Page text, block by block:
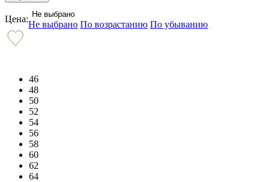
Цена: Не выбрано
Не выбрано По возрастанию По убыванию
46
48
50
52
54
56
58
60
62
64